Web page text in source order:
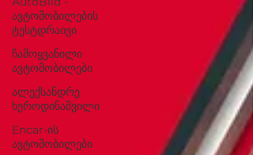
ავტომობილების
ტესტდრაივი
ჩამოყვანილი
ავტომობილები
ალექსანდრე
ხეროდინაშვილი
Encar-ის
ავტომობილები